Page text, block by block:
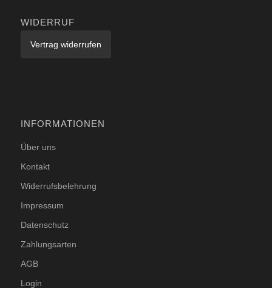
WIDERRUF
Vertrag widerrufen
INFORMATIONEN
Über uns
Kontakt
Widerrufsbelehrung
Impressum
Datenschutz
Zahlungsarten
AGB
Login